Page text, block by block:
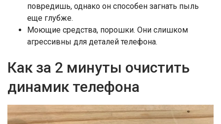
повредишь, однако он способен загнать пыль
еще глубже.
Моющие средства, порошки. Они слишком
агрессивны для деталей телефона.
Как за 2 минуты очистить
динамик телефона